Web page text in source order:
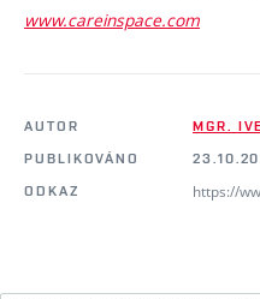
www.careinspace.com
AUTOR
MGR.
PUBLIKOVÁNO
ODKAZ
https://